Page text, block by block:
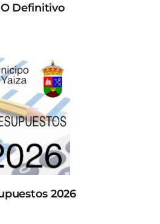
Definitivo
2026